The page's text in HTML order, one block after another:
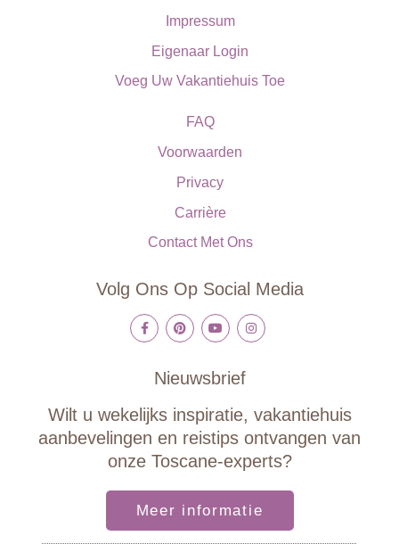
Impressum
Eigenaar Login
Voeg Uw Vakantiehuis Toe
FAQ
Voorwaarden
Privacy
Carrière
Contact Met Ons
Volg Ons Op Social Media
Nieuwsbrief
Wilt u wekelijks inspiratie, vakantiehuis
aanbevelingen en reistips ontvangen van
onze Toscane-experts?
Meer informatie